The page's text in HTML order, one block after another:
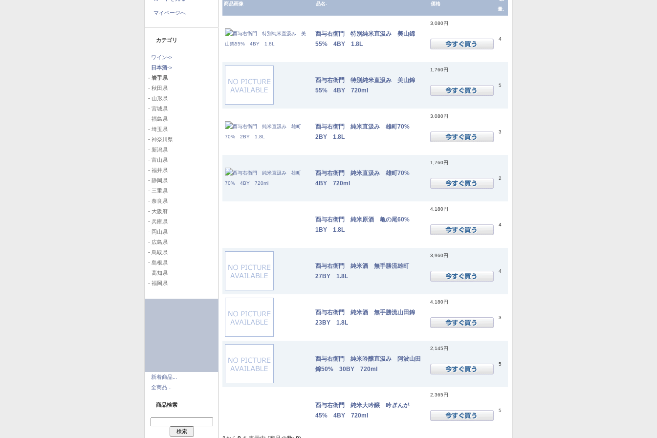
マイページへ
カテゴリ
ワイン->
日本酒->
- 岩手県
- 秋田県
- 山形県
- 宮城県
- 福島県
- 埼玉県
- 神奈川県
- 新潟県
- 富山県
- 福井県
- 静岡県
- 三重県
- 奈良県
- 大阪府
- 兵庫県
- 岡山県
- 広島県
- 鳥取県
- 島根県
- 高知県
- 福岡県
新着商品...
全商品...
商品検索
商品画像 品名- 価格
量.
酉与右衛門 特別純米直汲み 美山錦
55% 4BY 1.8L
3,080円
4
酉与右衛門 特別純米直汲み 美山錦
55% 4BY 720ml
1,760円
5
酉与右衛門 純米直汲み 雄町70%
2BY 1.8L
3,080円
3
酉与右衛門 純米直汲み 雄町70%
4BY 720ml
1,760円
2
酉与右衛門 純米原酒 亀の尾60%
1BY 1.8L
4,180円
4
酉与右衛門 純米酒 無手勝流雄町
27BY 1.8L
3,960円
4
酉与右衛門 純米酒 無手勝流山田錦
23BY 1.8L
4,180円
3
酉与右衛門 純米吟醸直汲み 阿波山田
錦50% 30BY 720ml
2,145円
5
酉与右衛門 純米大吟醸 吟ぎんが
45% 4BY 720ml
2,365円
5